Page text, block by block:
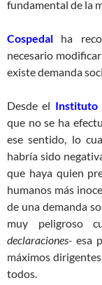
fundamental de la
Cospedal ha
necesario
existe demanda
Desde el Instituto
que no se ha
ese sentido, lo
habría sido
que haya quien
humanos más
de una demanda
muy peligroso
declaraciones- esa
máximos
todos.